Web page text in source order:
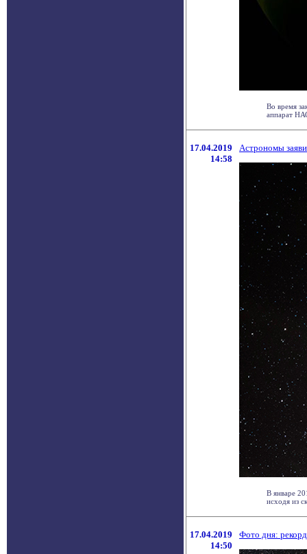
Во время
аппарат
17.04.2019
14:58
Астрономы
В январе
исходя из
17.04.2019
14:50
Фото дня: